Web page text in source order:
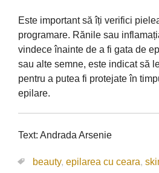
Este important să îți verifici
programare. Rănile sau
vindece înainte de a fi gata de
sau alte semne, este indicat să
pentru a putea fi protejate în
epilare.
Text: Andrada Arsenie
beauty, epilarea cu ceara,